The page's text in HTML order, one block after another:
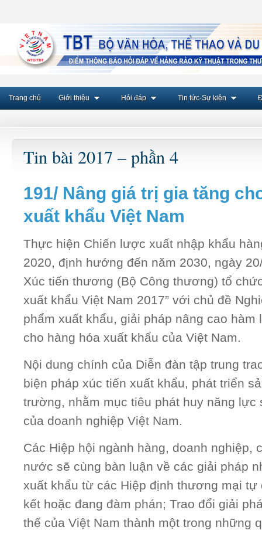
Trang chủ Giới thiệu Hỏi đáp Tin tức-Sự kiện
Tin bài 2017 – phần 4
191/ Nâng giá trị gia tăng
xuất khẩu Việt Nam
Thực hiện Chiến lược xuất nhập khẩu
2020, định hướng đến năm 2030, ngày
Xúc tiến thương (Bộ Công thương) tổ
xuất khẩu Việt Nam 2017” với chủ đề
phẩm xuất khẩu, giải pháp nâng cao
cho hàng hóa xuất khẩu của Việt Nam.
Nội dung chính của Diễn đàn tập trung
biện pháp xúc tiến xuất khẩu, phát triển
trường, nhằm mục tiêu phát huy năng lực
của doanh nghiệp Việt Nam.
Các Hiệp hội ngành hàng, doanh nghiệp,
nước sẽ cùng bàn luận về các giải pháp
xuất khẩu từ các Hiệp định thương mại tự
kết hoặc đang đàm phán; Trao đổi giải
thế của Việt Nam thành một trong những